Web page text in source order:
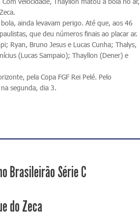
ainda levavam perigo. Até que, aos 46
que deu números finais ao placar ar.
Ryan, Bruno Jesus e Lucas Cunha; Thalys,
(Lucas Sampaio); Thayllon (Dener) e
pela Copa FGF Rei Pelé. Pelo
segunda, dia 3.
Brasileirão Série C
do Zeca